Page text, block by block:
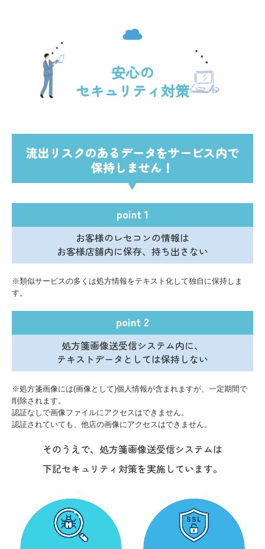
安心の
セキュリティ対策
流出リスクのあるデータをサービス内で
保持しません！
point 1
お客様のレセコンの情報は
お客様店舗内に保存、持ち出さない
※類似サービスの多くは処方情報をテキスト化して独自に保持しま
す。
point 2
処方箋画像送受信システム内に、
テキストデータとしては保持しない
※処方箋画像には(画像として)個人情報が含まれますが、一定期間で
削除されます。
認証なしで画像ファイルにアクセスはできません。
認証されていても、他店の画像にアクセスはできません。
そのうえで、処方箋画像送受信システムは
下記セキュリティ対策を実施しています。